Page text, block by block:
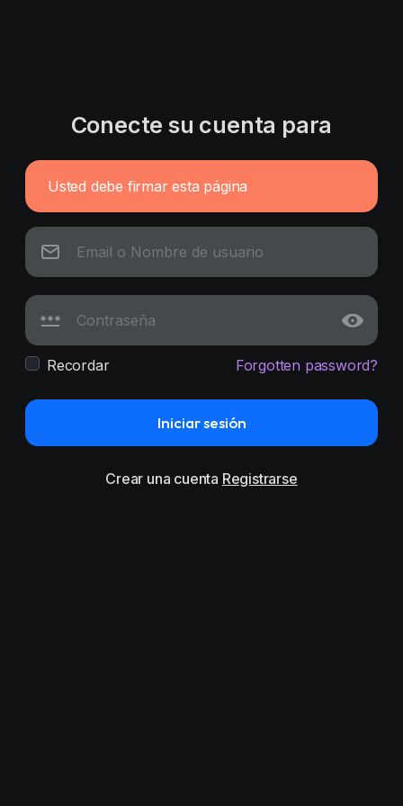
Conecte su cuenta para
Usted debe firmar esta página
Recordar Forgotten password?
Iniciar sesión
Crear una cuenta Registrarse